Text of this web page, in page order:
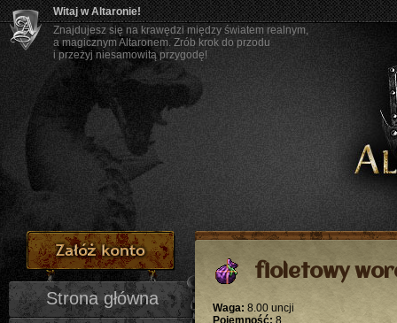
Witaj w Altaronie!
Znajdujesz się na krawędzi między światem realnym,
a magicznym Altaronem. Zrób krok do przodu
i przeżyj niesamowitą przygodę!
Strona główna
fioletowy
Waga: 8.00 uncji
Pojemność: 8